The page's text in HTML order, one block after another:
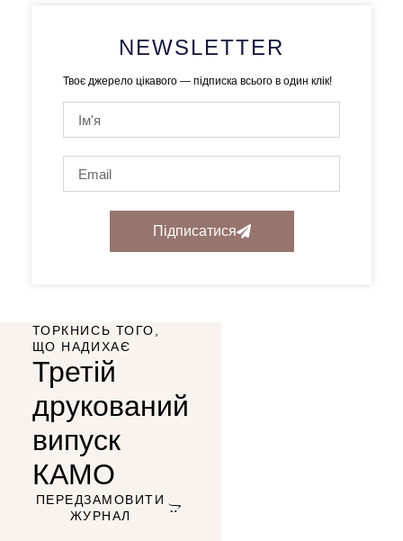
NEWSLETTER
Твоє джерело цікавого — підписка всього в один клік!
Підписатися
ТОРКНИСЬ ТОГО,
ЩО НАДИХАЄ
Третій
друкований
випуск
КАМО
ПЕРЕДЗАМОВИТИ
ЖУРНАЛ